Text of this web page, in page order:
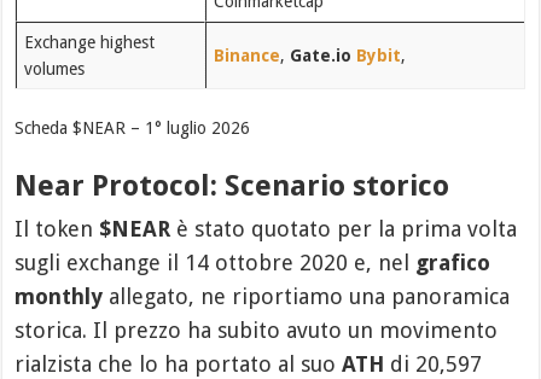
Exchange highest
volumes
Binance, Gate.io Bybit,
Scheda $NEAR – 1° luglio 2026
Near Protocol: Scenario storico
Il token $NEARè stato quotato per la prima volta
sugli exchange il 14 ottobre 2020 e, nel grafico
monthly allegato, ne riportiamo una panoramica
storica. Il prezzo ha subito avuto un movimento
rialzista che lo ha portato al suoATH di 20,597